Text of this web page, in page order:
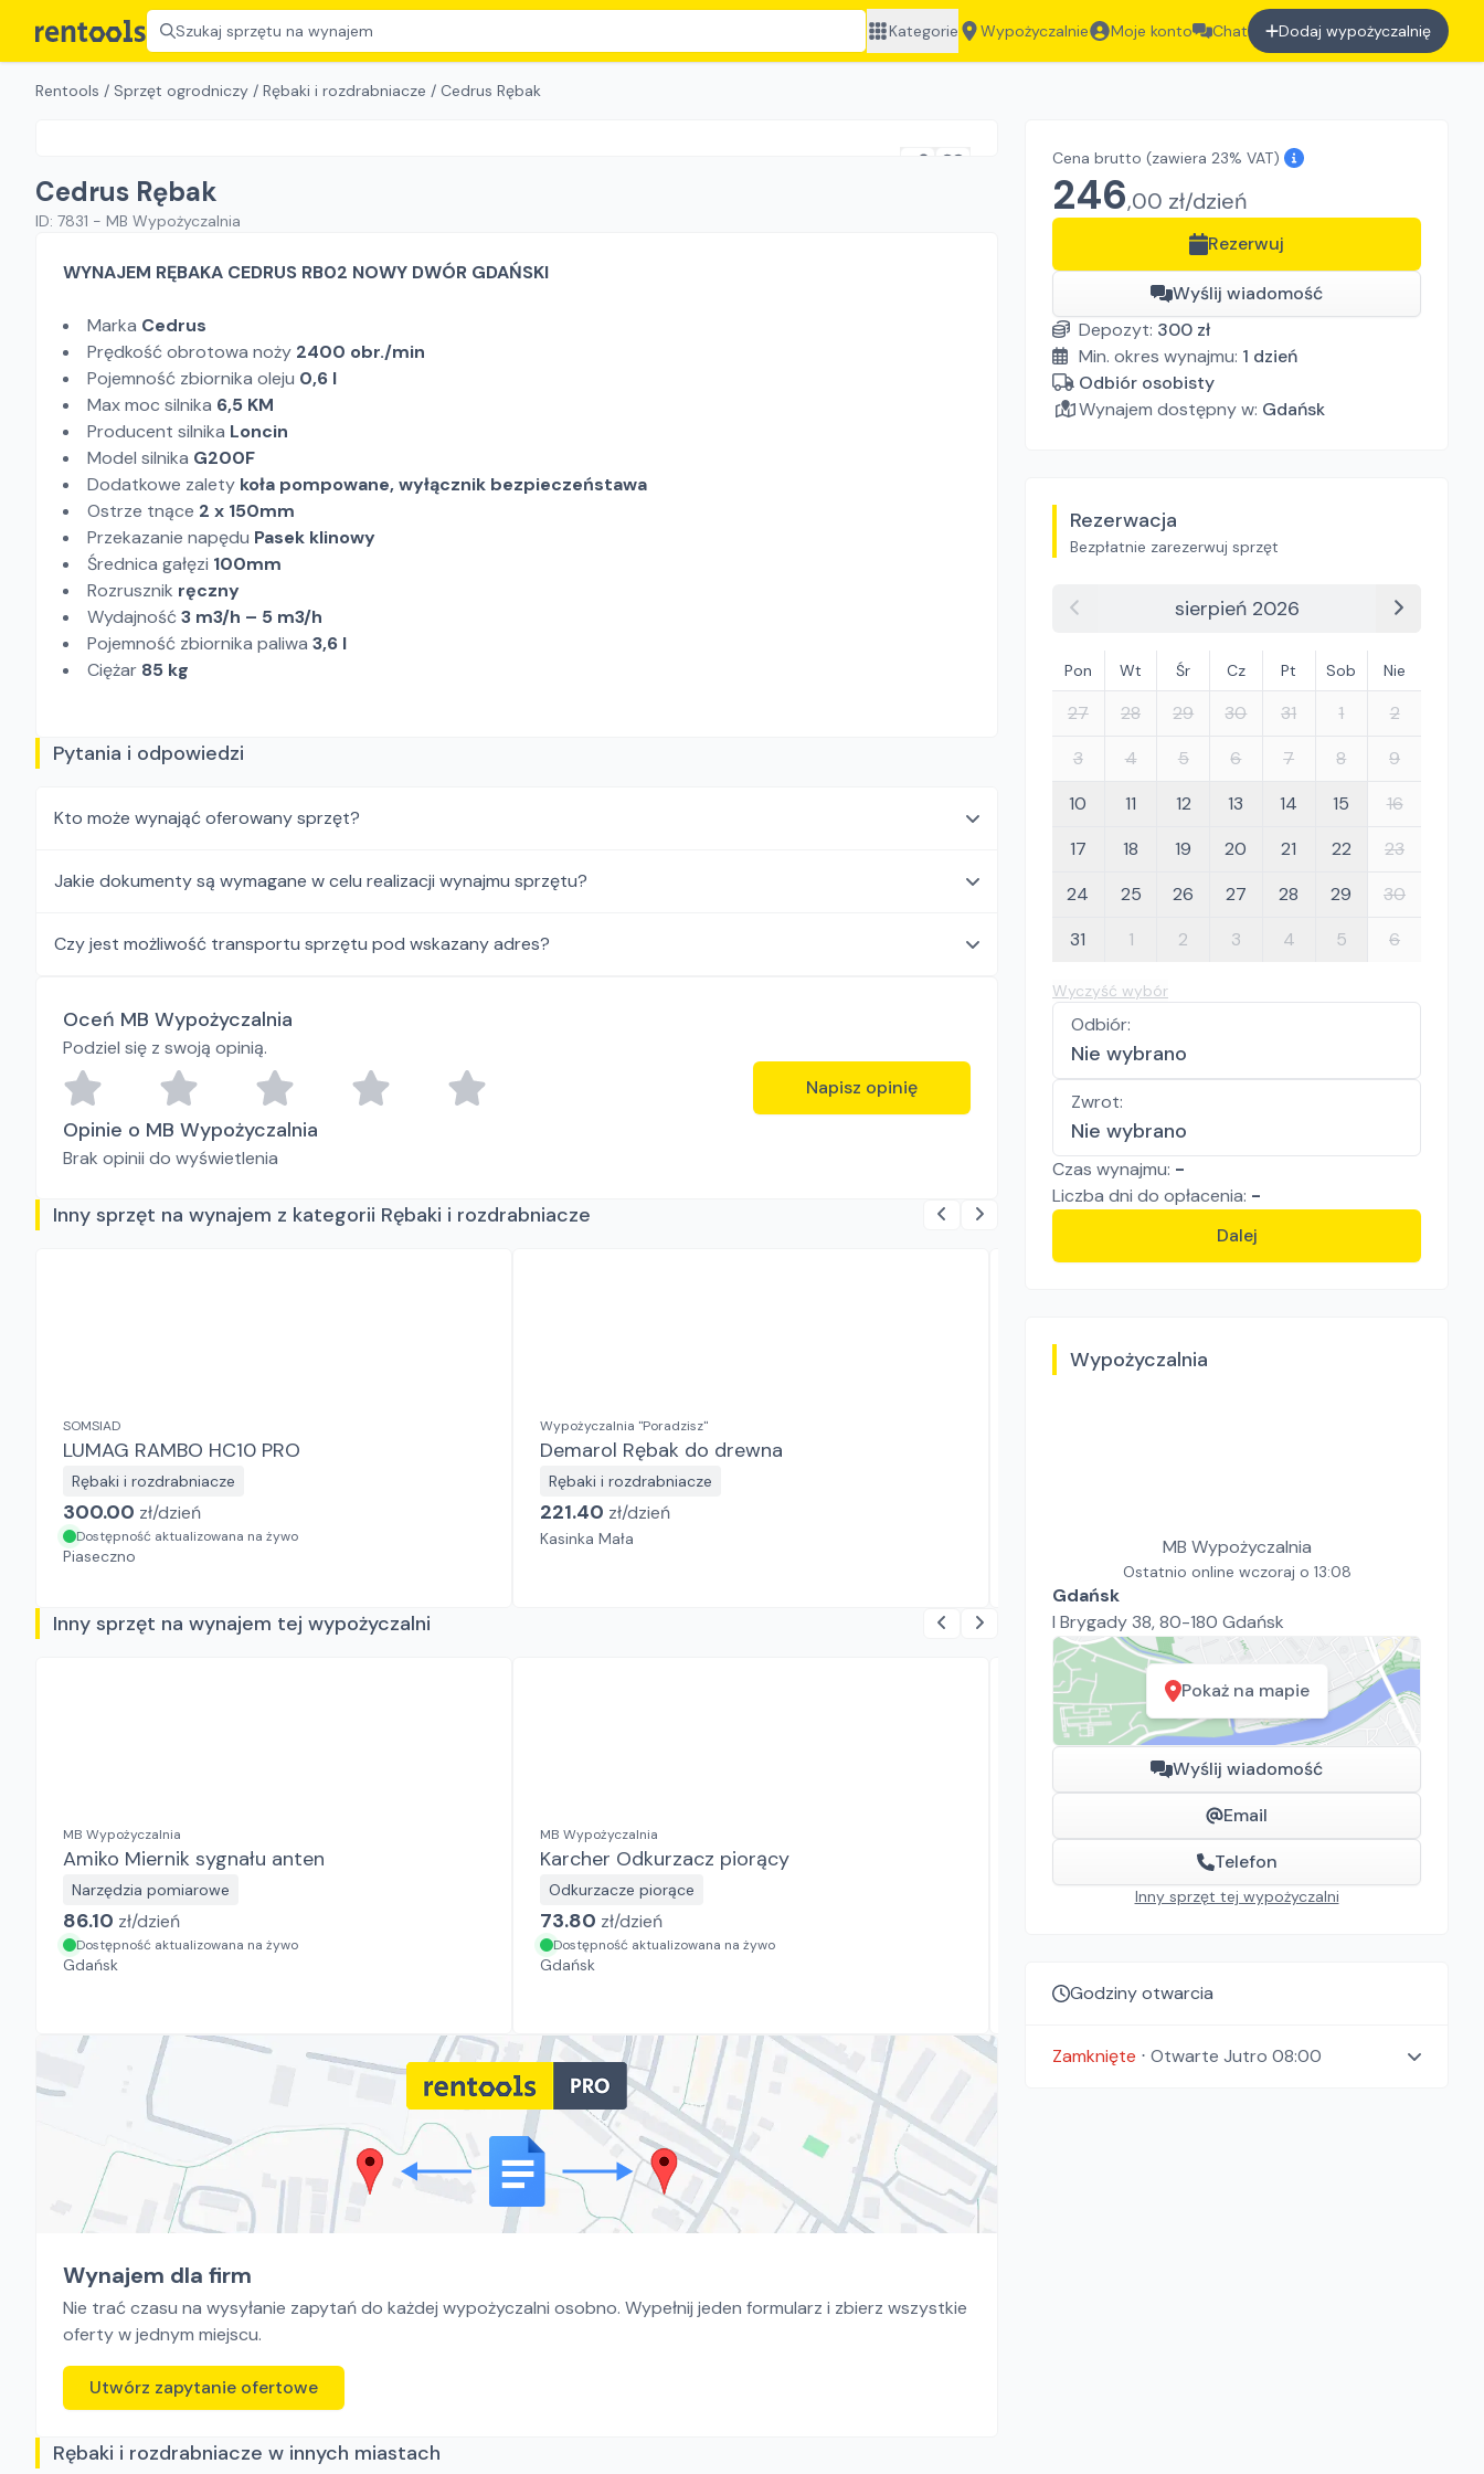
Szukaj sprzętu na wynajem Kategorie Wypożyczalnie Moje konto Chat Dodaj wypożyczalnię
Rentools / Sprzęt ogrodniczy / Rębaki i rozdrabniacze / Cedrus Rębak
Cedrus Rębak
ID: 7831 - MB Wypożyczalnia
Cena brutto (zawiera 23% VAT)
246,00 zł/dzień
Rezerwuj
Wyślij wiadomość
Depozyt: 300 zł
Min. okres wynajmu: 1 dzień
Odbiór osobisty
Wynajem dostępny w: Gdańsk
Rezerwacja
Bezpłatnie zarezerwuj sprzęt
sierpień 2026
Pon Wt Śr Cz Pt Sob Nie
27 28 29 30 31 1
2
3
4 5 6 7 8
9
10
11 12 13 14 15
16
17
18 19 20 21 22
23
24
25 26 27 28 29
30
31
1 2 3 4 5 6
Wyczyść wybór
Odbiór:
Nie wybrano
Zwrot:
Nie wybrano
Czas wynajmu: -
Liczba dni do opłacenia: -
Dalej
Wypożyczalnia
MB Wypożyczalnia
Ostatnio online wczoraj o 13:08
Gdańsk
I Brygady 38, 80-180 Gdańsk
Pokaż na mapie
Wyślij wiadomość
Email
Telefon
Inny sprzęt tej wypożyczalni
Godziny otwarcia
Zamknięte ⋅ Otwarte Jutro 08:00
WYNAJEM RĘBAKA CEDRUS RB02 NOWY DWÓR GDAŃSKI
Marka Cedrus
Prędkość obrotowa noży 2400 obr./min
Pojemność zbiornika oleju 0,6 l
Max moc silnika 6,5 KM
Producent silnika Loncin
Model silnika G200F
Dodatkowe zalety koła pompowane, wyłącznik bezpieczeństawa
Ostrze tnące 2 x 150mm
Przekazanie napędu Pasek klinowy
Średnica gałęzi 100mm
Rozrusznik ręczny
Wydajność3 m3/h – 5 m3/h
Pojemność zbiornika paliwa 3,6 l
Ciężar 85 kg
Pytania i odpowiedzi
Kto może wynająć oferowany sprzęt?
Jakie dokumenty są wymagane w celu realizacji wynajmu sprzętu?
Czy jest możliwość transportu sprzętu pod wskazany adres?
Oceń MB Wypożyczalnia
Podziel się z swoją opinią.
Napisz opinię
Opinie o MB Wypożyczalnia
Brak opinii do wyświetlenia
Inny sprzęt na wynajem z kategorii Rębaki i rozdrabniacze
SOMSIAD
LUMAG RAMBO HC10 PRO
Rębaki i rozdrabniacze
300.00 zł/dzień
Dostępność aktualizowana na żywo
Piaseczno
Wypożyczalnia "Poradzisz"
Demarol Rębak do drewna
Rębaki i rozdrabniacze
221.40 zł/dzień
Kasinka Mała
Inny sprzęt na wynajem tej wypożyczalni
MB Wypożyczalnia
Amiko Miernik sygnału anten
Narzędzia pomiarowe
86.10 zł/dzień
Dostępność aktualizowana na żywo
Gdańsk
MB Wypożyczalnia
Karcher Odkurzacz piorący
Odkurzacze piorące
73.80 zł/dzień
Dostępność aktualizowana na żywo
Gdańsk
MB Wypożyczalnia
Rębaki i rozdrabniacze
Wynajem dla firm
Nie trać czasu na wysyłanie zapytań do każdej wypożyczalni osobno. Wypełnij jeden formularz i zbierz wszystkie
oferty w jednym miejscu.
Utwórz zapytanie ofertowe
Rębaki i rozdrabniacze w innych miastach